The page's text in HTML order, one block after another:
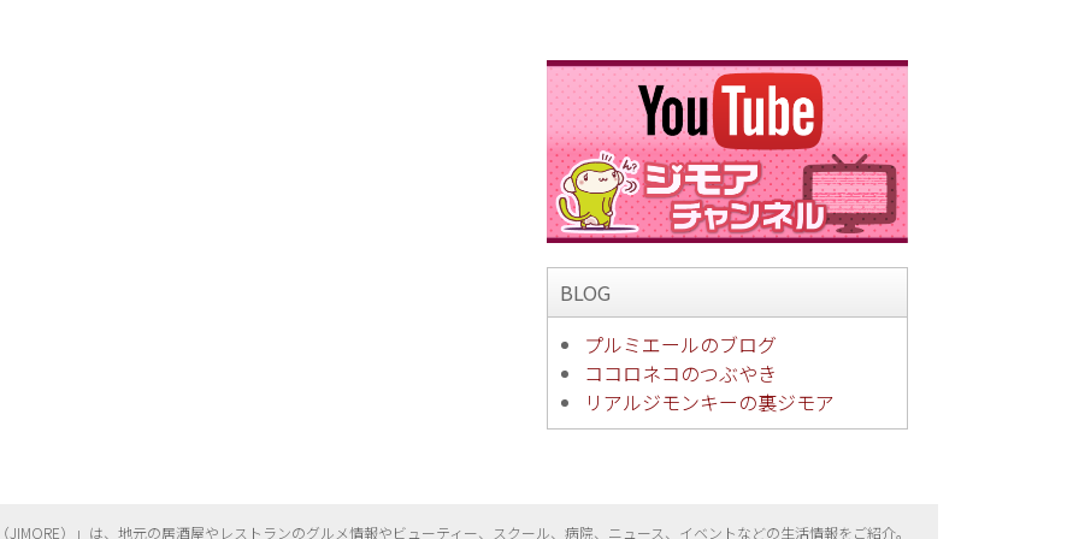
BLOG
プルミエールのブログ
ココロネコのつぶやき
リアルジモンキーの裏ジモア
JIMORE）」は、地元の居酒屋やレストランのグルメ情報やビューティー、 スクール、病院、ニュース、イベントなどの生活情報をご紹介。